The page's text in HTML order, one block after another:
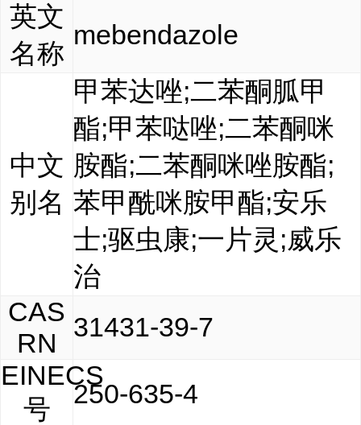
英文
名称
mebendazole
中文
别名
甲苯达唑;二苯酮胍甲
酯;甲苯哒唑;二苯酮咪
胺酯;二苯酮咪唑胺酯;
苯甲酰咪胺甲酯;安乐
士;驱虫康;一片灵;威乐
治
CAS
RN
31431-39-7
EINECS
号
250-635-4